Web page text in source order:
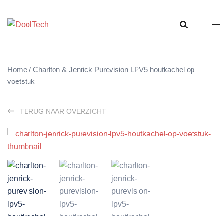
naar
Home / Charlton & Jenrick Purevision LPV5 houtkachel op
voetstuk
TERUG NAAR OVERZICHT